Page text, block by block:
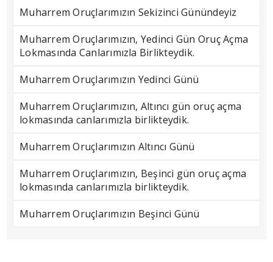
Muharrem Oruçlarımızın Sekizinci Günündeyiz
Muharrem Oruçlarımızın, Yedinci Gün Oruç Açma
Lokmasında Canlarımızla Birlikteydik.
Muharrem Oruçlarımızın Yedinci Günü
Muharrem Oruçlarımızın, Altıncı gün oruç açma
lokmasında canlarımızla birlikteydik.
Muharrem Oruçlarımızın Altıncı Günü
Muharrem Oruçlarımızın, Beşinci gün oruç açma
lokmasında canlarımızla birlikteydik.
Muharrem Oruçlarımızın Beşinci Günü